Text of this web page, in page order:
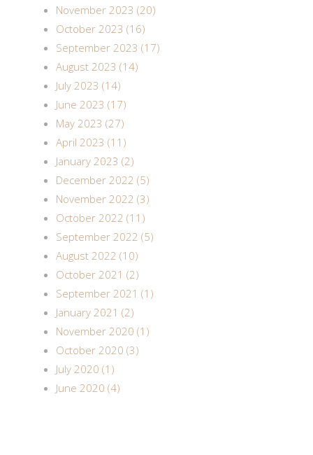
November 2023 (20)
October 2023 (16)
September 2023 (17)
August 2023 (14)
July 2023 (14)
June 2023 (17)
May 2023 (27)
April 2023 (11)
January 2023 (2)
December 2022 (5)
November 2022 (3)
October 2022 (11)
September 2022 (5)
August 2022 (10)
October 2021 (2)
September 2021 (1)
January 2021 (2)
November 2020 (1)
October 2020 (3)
July 2020 (1)
June 2020 (4)